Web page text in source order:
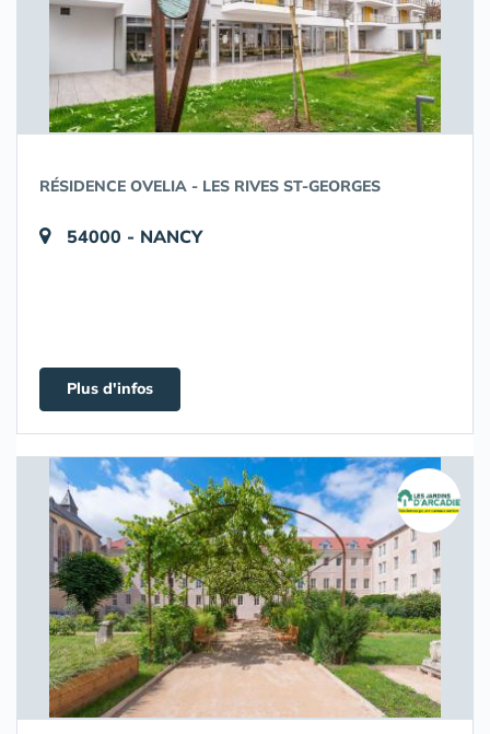
RÉSIDENCE OVELIA - LES RIVES ST-GEORGES
54000 - NANCY
Plus d'infos